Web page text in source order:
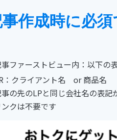
作成時に必
ファーストビュー内：以下の
：クライアント名 or 商品名
の先のLPと同じ会社名の表記
ンクは不要です